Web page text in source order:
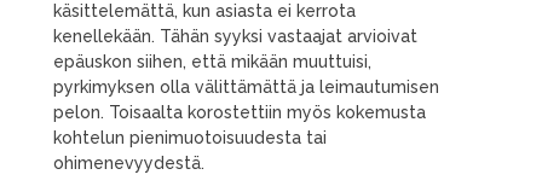
käsittelemättä, kun asiasta ei kerrota
kenellekään. Tähän syyksi vastaajat arvioivat
epäuskon siihen, että mikään muuttuisi,
pyrkimyksen olla välittämättä ja leimautumisen
pelon. Toisaalta korostettiin myös kokemusta
kohtelun pienimuotoisuudesta tai
ohimenevyydestä.